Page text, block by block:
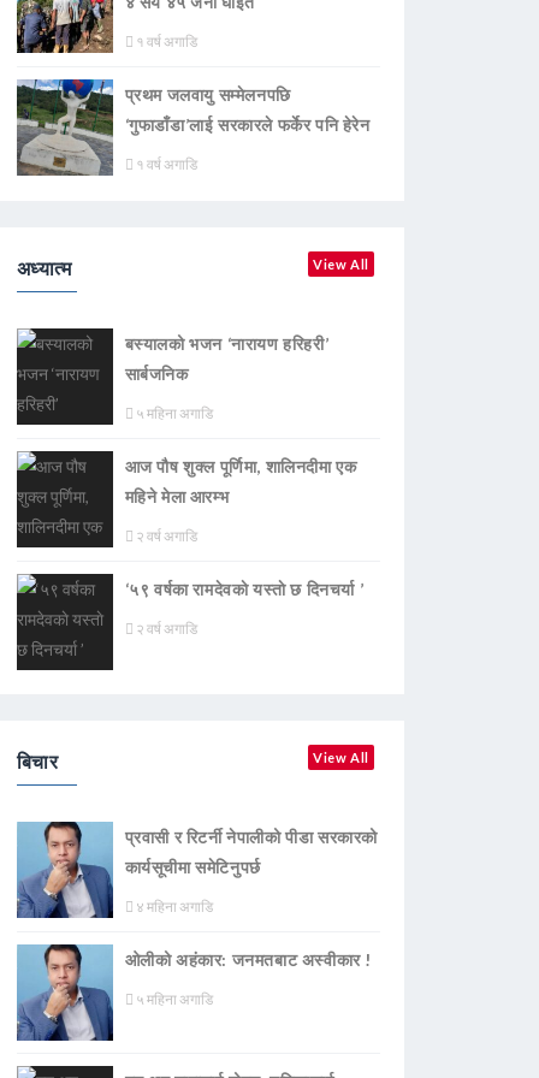
१ वर्ष अगाडि
प्रथम जलवायु सम्मेलनपछि
‘गुफाडाँडा’लाई सरकारले फर्केर पनि हेरेन
१ वर्ष अगाडि
अध्यात्म View All
बस्यालको भजन ‘नारायण हरिहरी’
सार्बजनिक
५ महिना अगाडि
आज पौष शुक्ल पूर्णिमा, शालिनदीमा एक
महिने मेला आरम्भ
२ वर्ष अगाडि
‘५९ वर्षका रामदेवकाे यस्ताे छ दिनचर्या ’
२ वर्ष अगाडि
बिचार View All
प्रवासी र रिटर्नी नेपालीको पीडा सरकारको
कार्यसूचीमा समेटिनुपर्छ
४ महिना अगाडि
ओलीको अहंकार: जनमतबाट अस्वीकार !
५ महिना अगाडि